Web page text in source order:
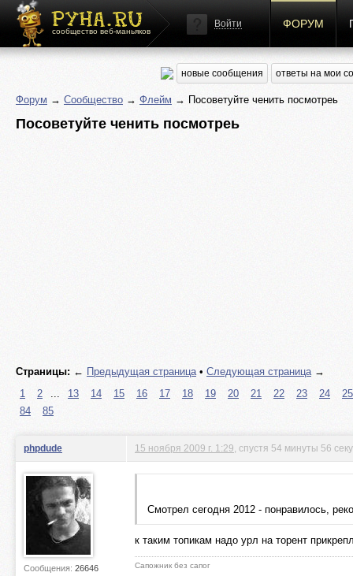
сообщество веб-маньяков
Войти ФОРУМ
новые сообщения ответы на мои
Форум → Сообщество → Флейм → Посоветуйте ченить посмотреь
Посоветуйте ченить посмотреь
Страницы: ← Предыдущая страница• Следующая страница→
1
2 ... 13 14 15 16 17 18 19 20 21 22 23 24
25
84
85
phpdude
Сообщения: 26646
15 ноября 2009 г. 1:29 , спустя 54 минуты 56
Смотрел сегодня 2012 - понравилось,
к таким топикам надо урл на торент
Сапожник без сапог